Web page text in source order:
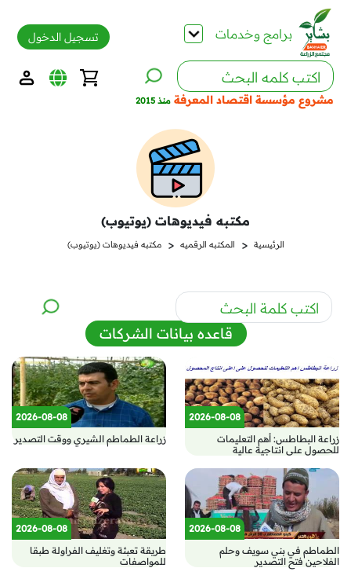
برامج وخدمات
مشروع مؤسسة اقتصاد المعرفة منذ 2015
تسجيل الدخول
مكتبه فيديوهات (يوتيوب)
الرئيسية < المكتبه الرقميه < مكتبه فيديوهات (يوتيوب)
قاعده بيانات الشركات
2026-08-08
زراعة البطاطس: أهم التعليمات
للحصول على انتاجية عالية
2026-08-08
زراعة الطماطم الشيري ووقت التصدير
2026-08-08
الطماطم في بني سويف وحلم
الفلاحين فتح التصدير
2026-08-08
طريقة تعبئة وتغليف الفراولة طبقا
للمواصفات